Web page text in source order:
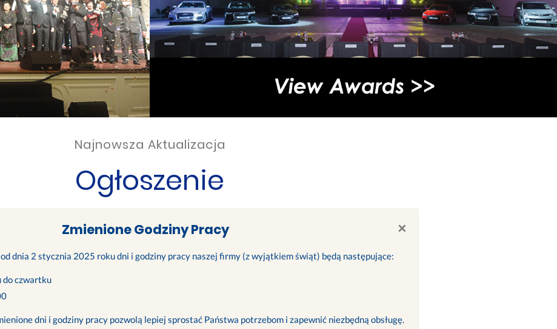
Najnowsza Aktualizacja
Ogłoszenie
×
Zmienione Godziny Pracy
dnia 2 stycznia 2025 roku dni i godziny pracy naszej firmy (z wyjątkiem świąt) będą następujące:
do czwartku
dni i godziny pracy pozwolą lepiej sprostać Państwa potrzebom i zapewnić niezbędną obsługę.